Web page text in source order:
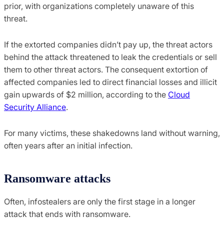
prior, with organizations completely unaware of this
threat.
If the extorted companies didn’t pay up, the threat actors
behind the attack threatened to leak the credentials or sell
them to other threat actors. The consequent extortion of
affected companies led to direct financial losses and illicit
gain upwards of $2 million, according to the Cloud
Security Alliance.
For many victims, these shakedowns land without warning,
often years after an initial infection.
Ransomware attacks
Often, infostealers are only the first stage in a longer
attack that ends with ransomware.